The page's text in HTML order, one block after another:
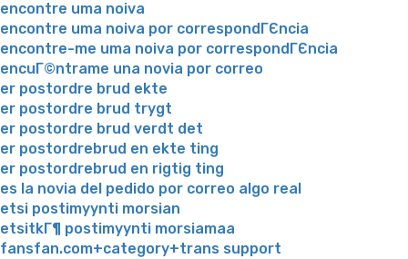
encontre uma noiva
encontre uma noiva por correspondГЄncia
encontre-me uma noiva por correspondГЄncia
encuГ©ntrame una novia por correo
er postordre brud ekte
er postordre brud trygt
er postordre brud verdt det
er postordrebrud en ekte ting
er postordrebrud en rigtig ting
es la novia del pedido por correo algo real
etsi postimyynti morsian
etsitkГ¶ postimyynti morsiamaa
fansfan.com+category+trans support